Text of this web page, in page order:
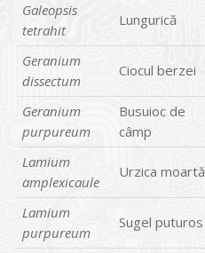
Galeopsis
tetrahit
Lungurică
Geranium
dissectum
Ciocul berzei
Geranium
purpureum
Busuioc de
câmp
Lamium
amplexicaule
Urzica moartă
Lamium
purpureum
Sugel puturos